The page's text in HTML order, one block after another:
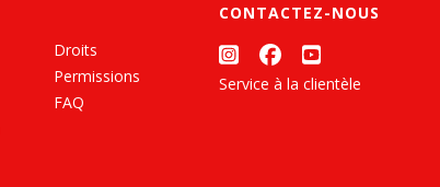
Droits
Permissions
FAQ
CONTACTEZ-NOUS
Service à la clientèle